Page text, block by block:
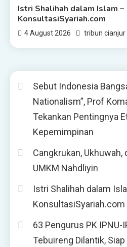
Istri Shalihah dalam Islam –
KonsultasiSyariah.com
4 August 2026 tribun cianjur
Sebut Indonesia
Nationalism”, Prof
Tekankan Pentingnya
Kepemimpinan
Cangkrukan, Ukhuwah,
UMKM Nahdliyin
Istri Shalihah dalam
KonsultasiSyariah.com
63 Pengurus PK IPNU-
Tebuireng Dilantik,